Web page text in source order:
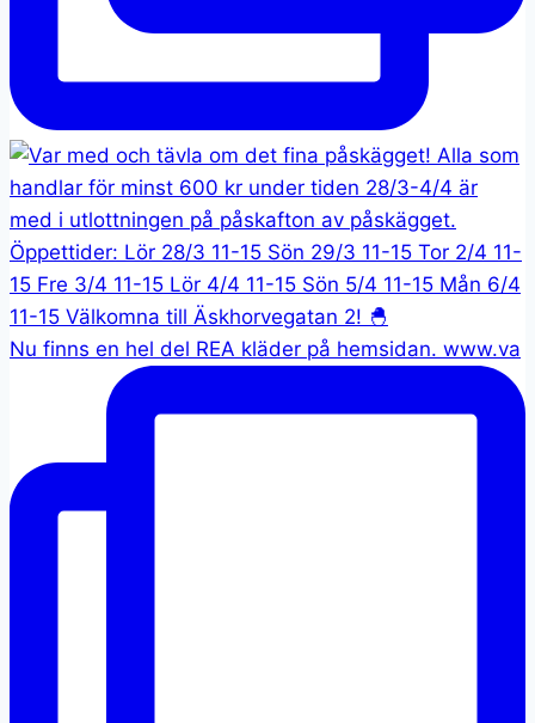
Nu finns en hel del REA kläder på hemsidan. www.va